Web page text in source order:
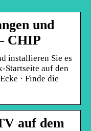
und
CHIP
installieren Sie es
Startseite auf den
· Finde die
auf dem